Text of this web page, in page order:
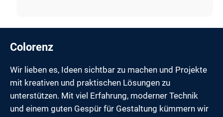
Colorenz
Wir lieben es, Ideen sichtbar zu machen und Projekte
mit kreativen und praktischen Lösungen zu
unterstützen. Mit viel Erfahrung, moderner Technik
und einem guten Gespür für Gestaltung kümmern wir